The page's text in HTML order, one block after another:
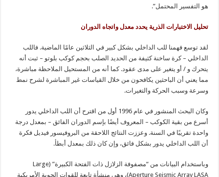
هو التفسير المحتمل”.
تحليل الاختبارات الذرية يحدد معدل واتجاه الدوران
لقد توسع فهمنا للب الداخلي بشكل كبير في الثلاثين عامًا الماضية. فاللب
الداخلي – كرة ساخنة كثيفة من الحديد الصلب بحجم كوكب بلوتو – ثبت أنه
يتحرك و / أو يتغير على مدى عقود. كما أنه من المستحيل الملاحظة مباشرة،
مما يعني أن الباحثين يكافحون من خلال القياسات غير المباشرة لشرح نمط
وسرعة وسبب الحركة والتغيرات.
وكان البحث المنشور في عام 1996 أول من اقترح أن اللب الداخلي يدور
أسرع من بقية الكوكب – المعروف أيضًا بإسم الدوران الفائق – بمعدل درجة
واحدة تقريبًا في السنة. وعززت النتائج اللاحقة من البروفيسور فيديل فكرة
أن اللب الداخلي يدور بشكل فائق، وإن كان ذلك بمعدل أبطأ.
وباستخدام البيانات من “مصفوفة الزلازل ذات الفتحة الكبيرة” (Large
Aperture Seismic Array LASA)، وهي منشأة تابعة للقوات الجوية الأمريكية